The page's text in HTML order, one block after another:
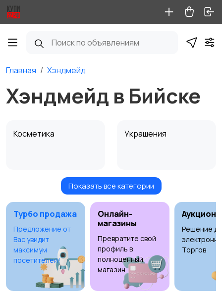
Главная Хэндмейд
Хэндмейд в Бийске
Косметика Украшения
Куклы и игрушки
Оформление
интерьера
Аксессуары
Оформление
праздников
Показать все категории
Турбо продажа
Предложение от
Вас увидит
максимум
посетителей!
Онлайн-
магазины
Превратите свой
профиль в
полноценный
магазин
Аукционы
Решение
Торгов